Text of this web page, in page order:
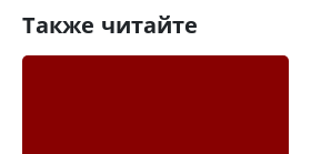
Также читайте